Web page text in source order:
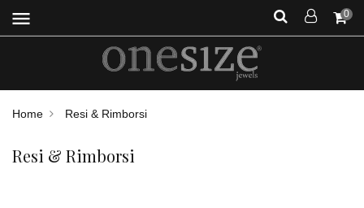
menu 0
Home Resi & Rimborsi
Resi & Rimborsi